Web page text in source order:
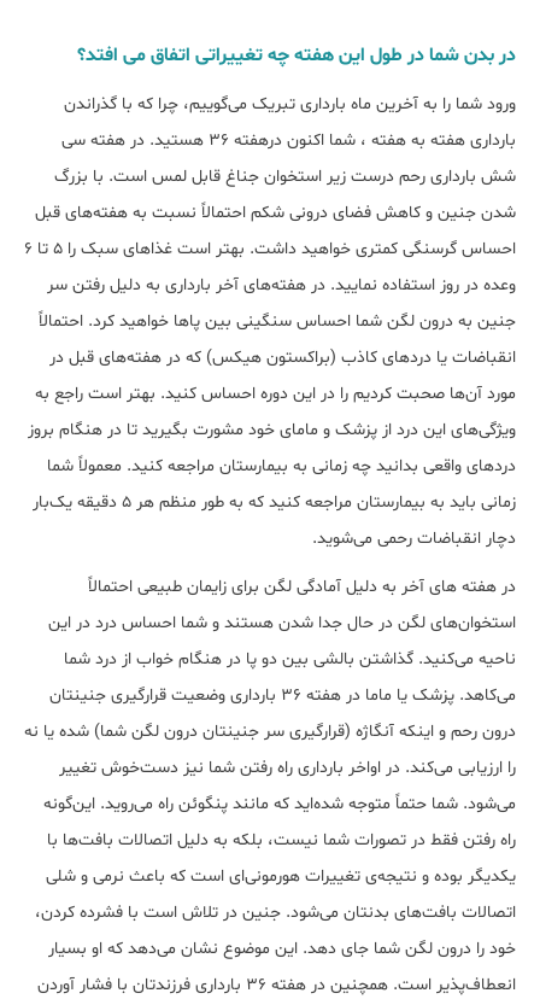
در بدن شما در طول این هفته چه تغییراتی اتفاق می افتد؟
ورود شما را به آخرین ماه بارداری تبریک می‌گوییم، چرا که با گذراندن
بارداری هفته به هفته ، شما اکنون درهفته 36 هستید. در هفته سی
شش بارداری رحم درست زیر استخوان جناغ قابل لمس است. با بزرگ
شدن جنین و کاهش فضای درونی شکم احتمالاً نسبت به هفته‌های قبل
احساس گرسنگی کمتری خواهید داشت. بهتر است غذاهای سبک را 5 تا 6
وعده در روز استفاده نمایید. در هفته‌های آخر بارداری به دلیل رفتن سر
جنین به درون لگن شما احساس سنگینی بین پاها خواهید کرد. احتمالاً
انقباضات یا دردهای کاذب (براکستون هیکس) که در هفته‌های قبل در
مورد آن‌ها صحبت کردیم را در این دوره احساس کنید. بهتر است راجع به
ویژگی‌های این درد از پزشک و مامای خود مشورت بگیرید تا در هنگام بروز
دردهای واقعی بدانید چه زمانی به بیمارستان مراجعه کنید. معمولاً شما
زمانی باید به بیمارستان مراجعه کنید که به طور منظم هر 5 دقیقه یک‌بار
دچار انقباضات رحمی ‌می‌شوید.
در هفته های آخر به دلیل آمادگی لگن برای زایمان طبیعی احتمالاً
استخوان‌های لگن در حال جدا شدن هستند و شما احساس درد در این
ناحیه می‌کنید. گذاشتن بالشی بین دو پا در هنگام خواب از درد شما
می‌کاهد. پزشک یا ماما در هفته 36 بارداری وضعیت قرارگیری جنینتان
درون رحم و اینکه آنگاژه (قرارگیری سر جنینتان درون لگن شما) شده یا نه
را ارزیابی می‌کند. در اواخر بارداری راه رفتن شما نیز دست‌خوش تغییر
می‌شود. شما حتماً متوجه شده‌اید که مانند پنگوئن راه می‌روید. این‌گونه
راه رفتن فقط در تصورات شما نیست، بلکه به دلیل اتصالات بافت‌ها با
یکدیگر بوده و نتیجه‌ی تغییرات هورمونی‌ای است که باعث نرمی و شلی
اتصالات بافت‌های بدنتان می‌شود. جنین در تلاش است با فشرده کردن،
خود را درون لگن شما جای دهد. این موضوع نشان می‌دهد که او بسیار
انعطاف‌پذیر است. همچنین در هفته 36 بارداری فرزندتان با فشار آوردن